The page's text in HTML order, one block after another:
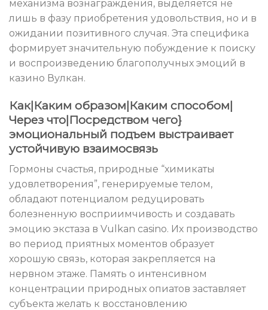
механизма вознаграждения, выделяется не
лишь в фазу приобретения удовольствия, но и в
ожидании позитивного случая. Эта специфика
формирует значительную побуждение к поиску
и воспроизведению благополучных эмоций в
казино Вулкан.
Как|Каким образом|Каким способом|
Через что|Посредством чего}
эмоциональный подъем выстраивает
устойчивую взаимосвязь
Гормоны счастья, природные “химикаты
удовлетворения”, генерируемые телом,
обладают потенциалом редуцировать
болезненную восприимчивость и создавать
эмоцию экстаза в Vulkan casino. Их производство
во период приятных моментов образует
хорошую связь, которая закрепляется на
нервном этаже. Память о интенсивном
концентрации природных опиатов заставляет
субъекта желать к восстановлению